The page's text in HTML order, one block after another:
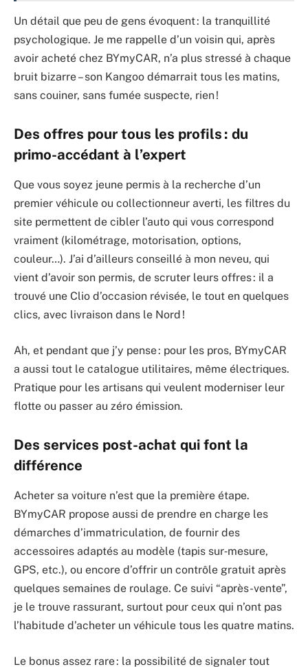
Un détail que peu de gens évoquent : la tranquillité
psychologique. Je me rappelle d’un voisin qui, après
avoir acheté chez BYmyCAR, n’a plus stressé à chaque
bruit bizarre – son Kangoo démarrait tous les matins,
sans couiner, sans fumée suspecte, rien !
Des offres pour tous les profils : du
primo-accédant à l’expert
Que vous soyez jeune permis à la recherche d’un
premier véhicule ou collectionneur averti, les filtres du
site permettent de cibler l’auto qui vous correspond
vraiment (kilométrage, motorisation, options,
couleur…). J’ai d’ailleurs conseillé à mon neveu, qui
vient d’avoir son permis, de scruter leurs offres : il a
trouvé une Clio d’occasion révisée, le tout en quelques
clics, avec livraison dans le Nord !
Ah, et pendant que j’y pense : pour les pros, BYmyCAR
a aussi tout le catalogue utilitaires, même électriques.
Pratique pour les artisans qui veulent moderniser leur
flotte ou passer au zéro émission.
Des services post-achat qui font la
différence
Acheter sa voiture n’est que la première étape.
BYmyCAR propose aussi de prendre en charge les
démarches d’immatriculation, de fournir des
accessoires adaptés au modèle (tapis sur‐mesure,
GPS, etc.), ou encore d’offrir un contrôle gratuit après
quelques semaines de roulage. Ce suivi “après-vente”,
je le trouve rassurant, surtout pour ceux qui n’ont pas
l’habitude d’acheter un véhicule tous les quatre matins.
Le bonus assez rare : la possibilité de signaler tout